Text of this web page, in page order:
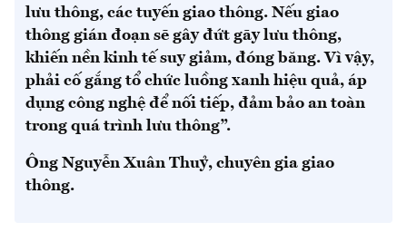
lưu thông, các tuyến giao thông. Nếu giao
thông gián đoạn sẽ gây đứt gãy lưu thông,
khiến nền kinh tế suy giảm, đóng băng. Vì vậy,
phải cố gắng tổ chức luồng xanh hiệu quả, áp
dụng công nghệ để nối tiếp, đảm bảo an toàn
trong quá trình lưu thông”.
Ông Nguyễn Xuân Thuỷ, chuyên gia giao
thông.